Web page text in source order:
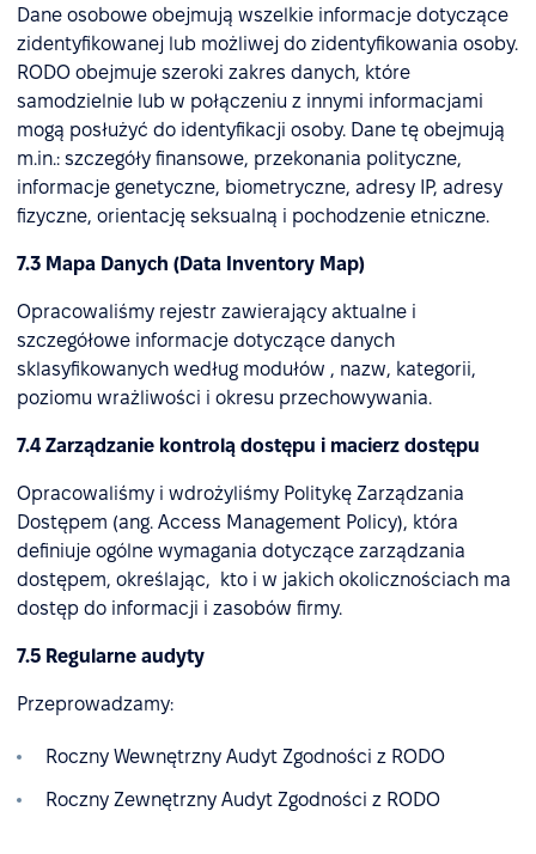
Dane osobowe obejmują wszelkie informacje dotyczące
zidentyfikowanej lub możliwej do zidentyfikowania osoby.
RODO obejmuje szeroki zakres danych, które
samodzielnie lub w połączeniu z innymi informacjami
mogą posłużyć do identyfikacji osoby. Dane tę obejmują
m.in.: szczegóły finansowe, przekonania polityczne,
informacje genetyczne, biometryczne, adresy IP, adresy
fizyczne, orientację seksualną i pochodzenie etniczne.
7.3 Mapa Danych (Data Inventory Map)
Opracowaliśmy rejestr zawierający aktualne i
szczegółowe informacje dotyczące danych
sklasyfikowanych według modułów , nazw, kategorii,
poziomu wrażliwości i okresu przechowywania.
7.4 Zarządzanie kontrolą dostępu i macierz dostępu
Opracowaliśmy i wdrożyliśmy Politykę Zarządzania
Dostępem (ang. Access Management Policy), która
definiuje ogólne wymagania dotyczące zarządzania
dostępem, określając, kto i w jakich okolicznościach ma
dostęp do informacji i zasobów firmy.
7.5 Regularne audyty
Przeprowadzamy:
Roczny Wewnętrzny Audyt Zgodności z RODO
Roczny Zewnętrzny Audyt Zgodności z RODO